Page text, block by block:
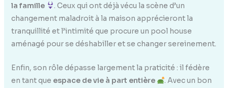
la famille
. Ceux qui ont déjà vécu la scène d’un
changement maladroit à la maison apprécieront la
tranquillité et l’intimité que procure un pool house
aménagé pour se déshabiller et se changer sereinement.
Enfin, son rôle dépasse largement la praticité : il fédère
en tant que espace de vie à part entière
. Avec un bon